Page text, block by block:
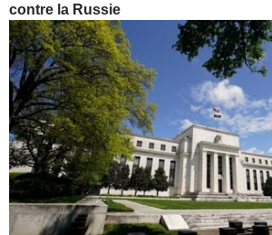
contre la Russie